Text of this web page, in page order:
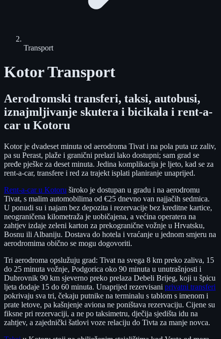
Transport
Kotor Transport
Aerodromski transferi, taksi, autobusi,
iznajmljivanje skutera i bicikala i rent-a-
car u Kotoru
Kotor je dvadeset minuta od aerodroma Tivat i na pola puta uz zaliv,
pa su Perast, plaže i granični prelazi lako dostupni; sam grad se
pređe pješke za deset minuta. Jedina komplikacija je ljeto, kad se za
rent-a-car, transfere i red za trajekt isplati planiranje unaprijed.
Rent-a-car u Kotoru široko je dostupan u gradu i na aerodromu
Tivat, s malim automobilima od €25 dnevno van najjačih sedmica.
U ponudi su i najam bez depozita i rezervacije bez kreditne kartice,
neograničena kilometraža je uobičajena, a većina operatera na
zahtjev izdaje zeleni karton za prekogranične vožnje u Hrvatsku,
Bosnu ili Albaniju. Dostava do hotela i vraćanje u jednom smjeru na
aerodromima obično se mogu dogovoriti.
Tri aerodroma opslužuju grad: Tivat na svega 8 km preko zaliva, 15
do 25 minuta vožnje, Podgorica oko 90 minuta u unutrašnjosti i
Dubrovnik 90 km sjeverno preko prelaza Debeli Brijeg, koji u špicu
ljeta dodaje 15 do 60 minuta. Unaprijed rezervisani privatni transferi
pokrivaju sva tri, čekaju putnike na terminalu s tablom s imenom i
prate letove, pa kašnjenje aviona ne poništava rezervaciju. Cijene su
fiksne pri rezervaciji, a ne po taksimetru, dječija sjedišta idu na
zahtjev, a zajednički šatlovi voze relaciju do Tivta za manje novca.